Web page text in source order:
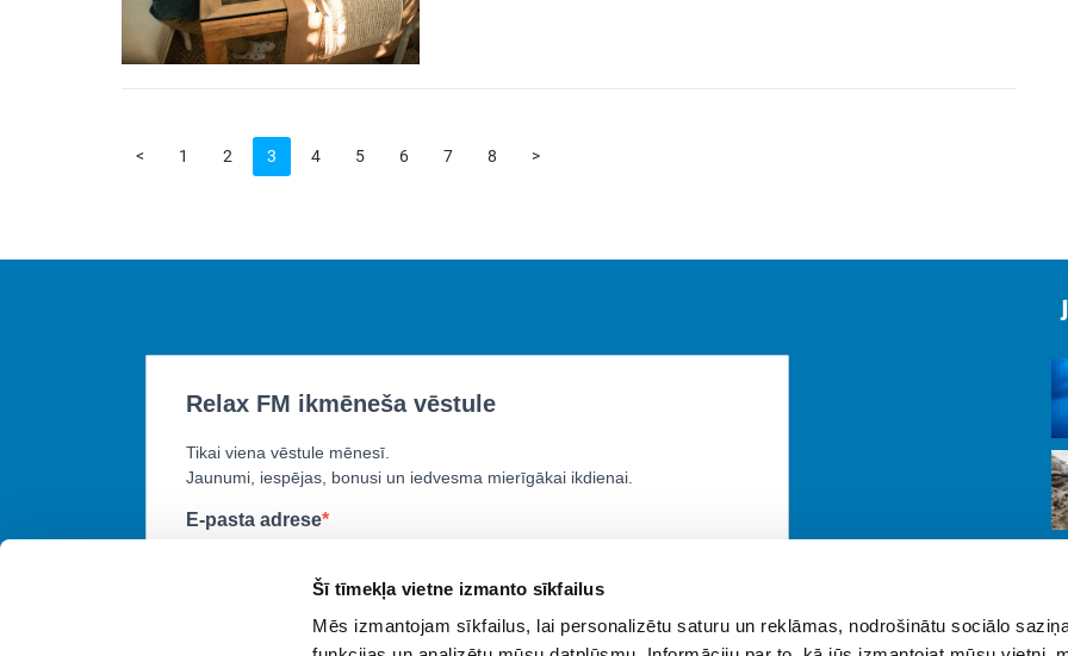
Šī tīmekļa vietne izmanto sīkfailus
Mēs izmantojam sīkfailus, lai personalizētu saturu un reklāmas, nodrošinātu sociālo
< 1 2 3 4 5 6 7 8 >